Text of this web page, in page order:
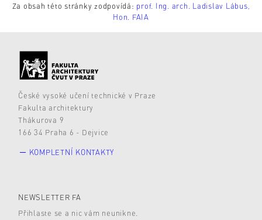
Za obsah této stránky zodpovídá: prof. Ing. arch. Ladislav Lábus,
Hon. FAIA
České vysoké učení technické v Praze
Fakulta architektury
Thákurova 9
166 34 Praha 6 - Dejvice
KOMPLETNÍ KONTAKTY
NEWSLETTER FA
Přihlaste se a nic vám neunikne.